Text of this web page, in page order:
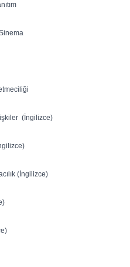
(İngilizce)
(İngilizce)